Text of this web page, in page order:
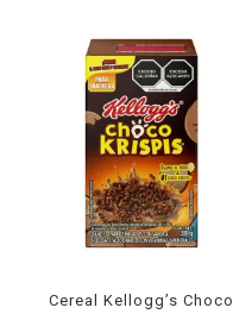
Cereal Kellogg’s Choco